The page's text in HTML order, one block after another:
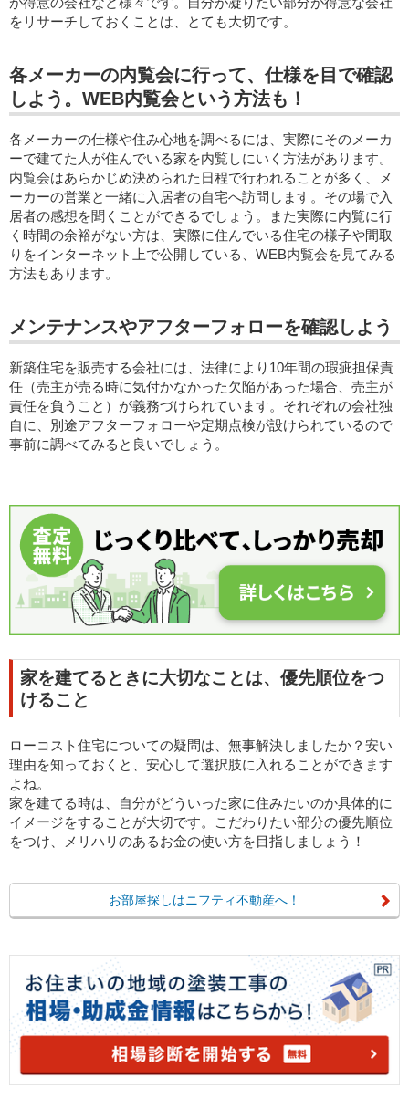
をリサーチしておくことは、とても大切です。
各メーカーの内覧会に行って、仕様を目で確認
しよう。WEB内覧会という方法も！
各メーカーの仕様や住み心地を調べるには、実際にそのメーカ
ーで建てた人が住んでいる家を内覧しにいく方法があります。
内覧会はあらかじめ決められた日程で行われることが多く、メ
ーカーの営業と一緒に入居者の自宅へ訪問します。その場で入
居者の感想を聞くことができるでしょう。また実際に内覧に行
く時間の余裕がない方は、実際に住んでいる住宅の様子や間取
りをインターネット上で公開している、WEB内覧会を見てみる
方法もあります。
メンテナンスやアフターフォローを確認しよう
新築住宅を販売する会社には、法律により10年間の瑕疵担保責
任（売主が売る時に気付かなかった欠陥があった場合、売主が
責任を負うこと）が義務づけられています。それぞれの会社独
自に、別途アフターフォローや定期点検が設けられているので
事前に調べてみると良いでしょう。
家を建てるときに大切なことは、優先順位をつ
けること
ローコスト住宅についての疑問は、無事解決しましたか？安い
理由を知っておくと、安心して選択肢に入れることができます
よね。
家を建てる時は、自分がどういった家に住みたいのか具体的に
イメージをすることが大切です。こだわりたい部分の優先順位
をつけ、メリハリのあるお金の使い方を目指しましょう！
お部屋探しはニフティ不動産へ！